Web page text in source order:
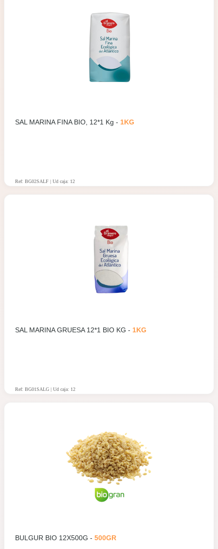
SAL MARINA FINA BIO, 12*1 Kg - 1KG
Ref: BG02SALF | Ud caja: 12
SAL MARINA GRUESA 12*1 BIO KG - 1KG
Ref: BG01SALG | Ud caja: 12
BULGUR BIO 12X500G - 500GR